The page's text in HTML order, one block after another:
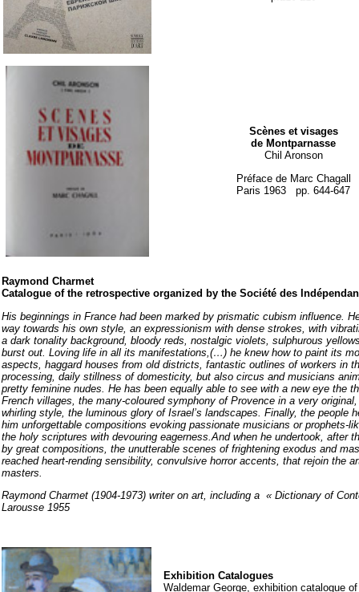
Scènes et visages
de Montparnasse
Chil Aronson
Préface de Marc Chagall
Paris 1963 pp. 644-647
Raymond Charmet
Catalogue of the retrospective organized by the Société des
His beginnings in France had been marked by prismatic cubism influence.
way towards his own style, an expressionism with dense strokes, with
a dark tonality background, bloody reds, nostalgic violets, sulphurous
burst out. Loving life in all its manifestations,(…) he knew how to paint its
aspects, haggard houses from old districts, fantastic outlines of workers in
processing, daily stillness of domesticity, but also circus and musicians
pretty feminine nudes. He has been equally able to see with a new eye the
French villages, the many-coloured symphony of Provence in a very
whirling style, the luminous glory of Israel’s landscapes. Finally, the people
him unforgettable compositions evoking passionate musicians or prophets-
the holy scriptures with devouring eagerness. And when he undertook, after
by great compositions, the unutterable scenes of frightening exodus and
reached heart-rending sensibility, convulsive horror accents, that rejoin the
masters.
Raymond Charmet (1904-1973) writer on art, including a « Dictionary of
Larousse 1955
Exhibition Catalogues
Waldemar George, exhibition catalogue